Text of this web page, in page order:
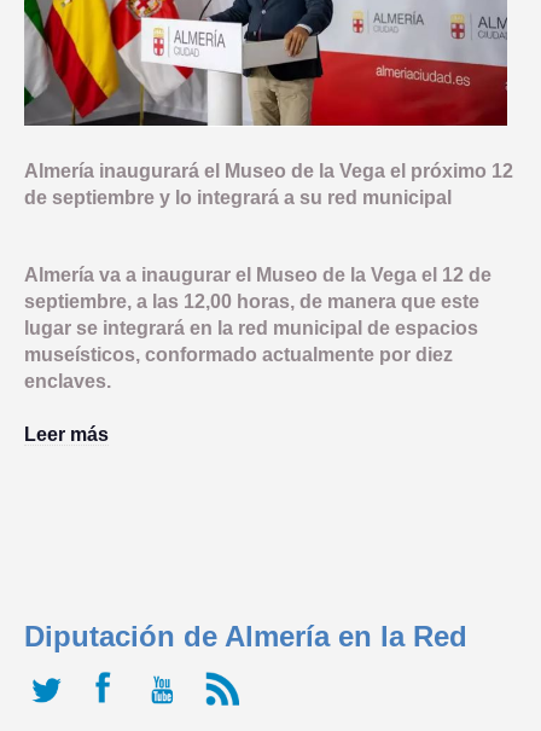
LINEA 2: INFRAESTRUCTURA Y FOMENTO DE LA MOVILIDAD
LINEA 3: ACCIONES PARA MEJORAR LA EFICIENCIA
OBJETIVO TEMATICO 6
LINEA 4: REHABILITACION Y PUESTA EN VALOR DEL
LINEA 5: REGENERACION DE AREAS DEGRADADAS, ZONAS
OBJETIVO TEMATICO 9
OBJETIVO TEMATICO 99
LINEA 7: GESTION EDUSI
LINEA 8: COMUNICACION EDUSI
CONVOCATORIAS
NOTICIAS
BUENAS PRÁCTICAS
CONTACTO
DECLARACIÓN INSTITUCIONAL ANTIFRAUDE
CÓDIGO DE CONDUCTA
CANAL DE DENUNCIAS
Almería inaugurará el Museo de la Vega el próximo 12
de septiembre y lo integrará a su red municipal
Almería va a inaugurar el Museo de la Vega el 12 de
septiembre, a las 12,00 horas, de manera que este
lugar se integrará en la red municipal de espacios
museísticos, conformado actualmente por diez
enclaves.
Leer más
Diputación de Almería en la Red
Aviso Legal Accesibilidad Mapa web Privacidad Cookies Contacto